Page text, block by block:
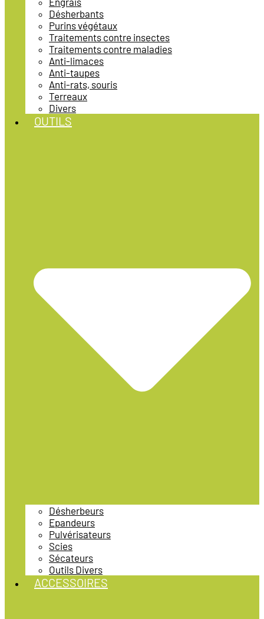
Désherbants
Purins végétaux
Traitements contre insectes
Traitements contre maladies
Anti-limaces
Anti-taupes
Anti-rats, souris
Terreaux
Divers
OUTILS
Désherbeurs
Epandeurs
Pulvérisateurs
Scies
Sécateurs
Outils Divers
ACCESSOIRES